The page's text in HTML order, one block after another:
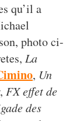
qu’il a
photo ci-
La
, Un
FX effet de
des